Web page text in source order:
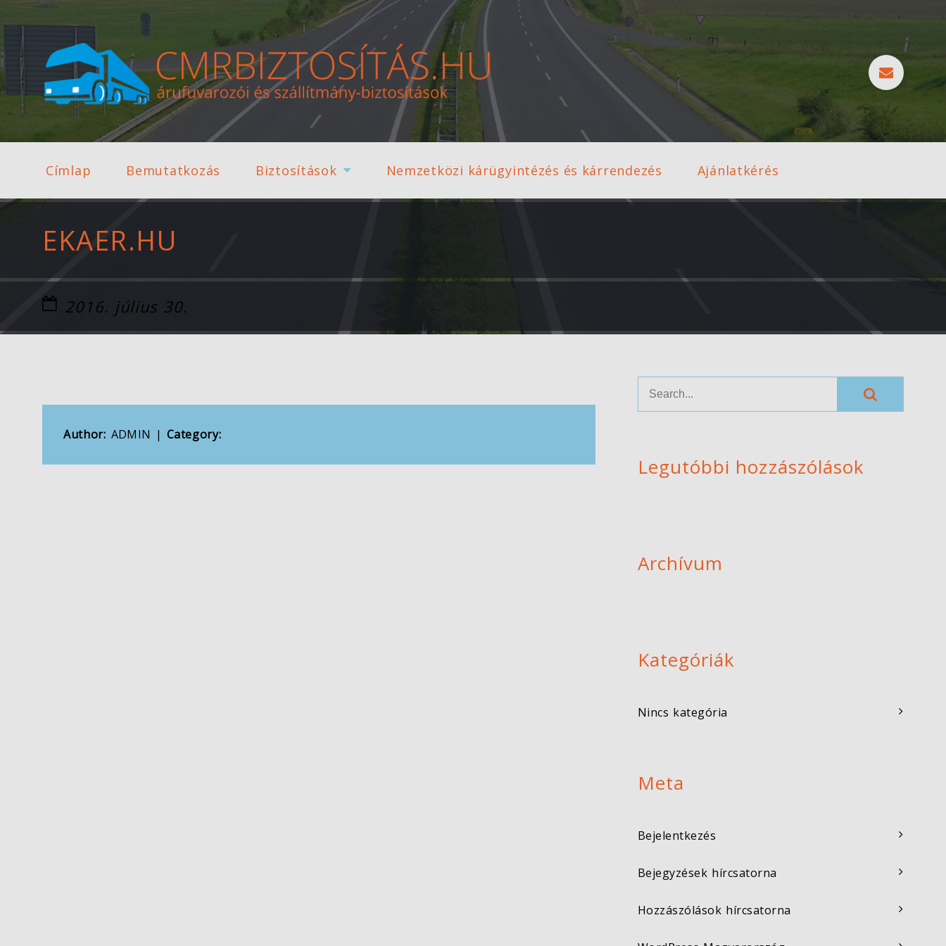
Címlap Bemutatkozás Biztosítások Nemzetközi kárügyintézés és kárrendezés Ajánlatkérés
EKAER.HU
2016. július 30.
Author: ADMIN | Category:
Legutóbbi hozzászólások
Archívum
Kategóriák
Nincs kategória
Meta
Bejelentkezés
Bejegyzések hírcsatorna
Hozzászólások hírcsatorna